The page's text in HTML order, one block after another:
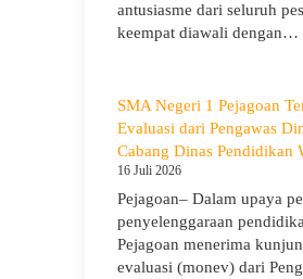
antusiasme dari seluruh
keempat diawali dengan…
SMA Negeri 1 Pejagoan
Evaluasi dari Pengawas
Cabang Dinas Pendidikan
16 Juli 2026
Pejagoan– Dalam upaya
penyelenggaraan
Pejagoan menerima
evaluasi (monev) dari